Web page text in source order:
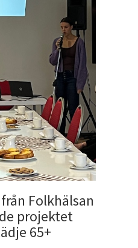
Folkhälsan
projektet
65+